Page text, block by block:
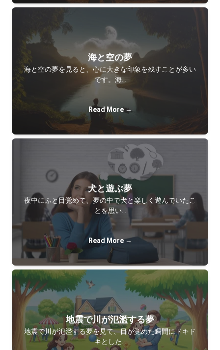
海と空の夢
海と空の夢を見ると、心に大きな印象を残すことが多い
です。海…
Read More →
犬と遊ぶ夢
夜中にふと目覚めて、夢の中で犬と楽しく遊んでいたこ
とを思い…
Read More →
地震で川が氾濫する夢
地震で川が氾濫する夢を見て、目が覚めた瞬間にドキド
キとした…